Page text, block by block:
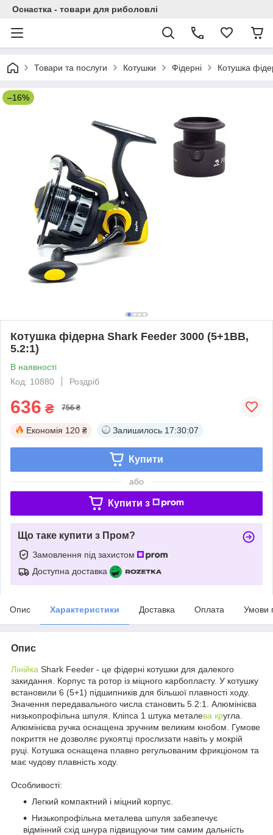
Оснастка - товари для риболовлі
Товари та послуги Котушки Фідерні Котушка
–16%
Котушка фідерна Shark Feeder 3000 (5+1BB,
5.2:1)
В наявності
Код: 10880
Роздріб
636 ₴ 756 ₴
Економія 120 ₴ Залишилось 17:30:07
Купити
або
Купити з
Що таке купити з Пром?
Замовлення під захистом
Доступна доставка
Опис Характеристики Доставка Оплата Умови
Опис
Лінійка Shark Feeder - це фідерні котушки для далекого
закидання. Корпус та ротор із міцного карбопласту. У котушку
встановили 6 (5+1) підшипників для більшої плавності ходу.
Значення передавального числа становить 5.2:1. Алюмінієва
низькопрофільна шпуля. Кліпса 1 штука металева кругла.
Алюмінієва ручка оснащена зручним великим кнобом. Гумове
покриття не дозволяє рукоятці прослизати навіть у мокрій
руці. Котушка оснащена плавно регульованим фрикціоном та
має чудову плавність ходу.
Особливості:
Легкий компактний і міцний корпус.
Низькопрофільна металева шпуля забезпечує
відмінний схід шнура підвищуючи тим самим дальність